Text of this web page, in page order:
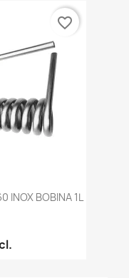
INOX BOBINA 1L
favorite_border